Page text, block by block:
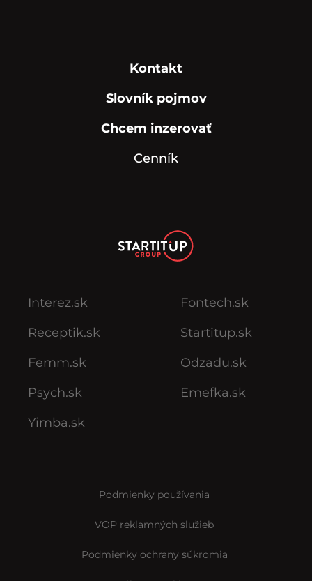
Kontakt
Slovník pojmov
Chcem inzerovať
Cenník
Interez.sk
Receptik.sk
Femm.sk
Psych.sk
Yimba.sk
Fontech.sk
Startitup.sk
Odzadu.sk
Emefka.sk
Podmienky používania
VOP reklamných služieb
Podmienky ochrany súkromia